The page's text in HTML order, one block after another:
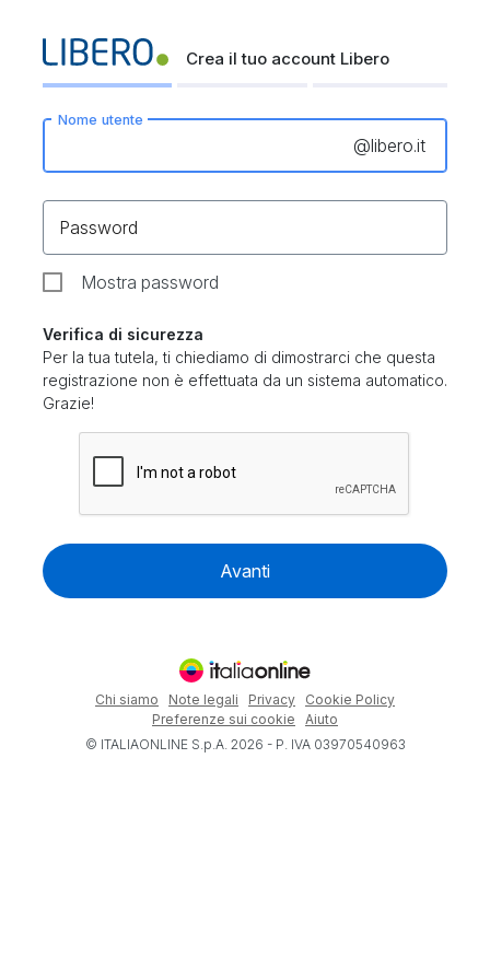
Crea il tuo account Libero
Nome utente
@libero.it
Password
Mostra password
Verifica di sicurezza
Per la tua tutela, ti chiediamo di dimostrarci che questa
registrazione non è effettuata da un sistema automatico.
Grazie!
Avanti
Chi siamo Note legali Privacy
Cookie Policy
Preferenze sui cookie
Aiuto
© ITALIAONLINE S.p.A. 2026 - P. IVA 03970540963